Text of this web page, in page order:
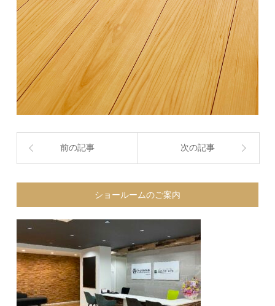
前の記事 次の記事
ショールームのご案内